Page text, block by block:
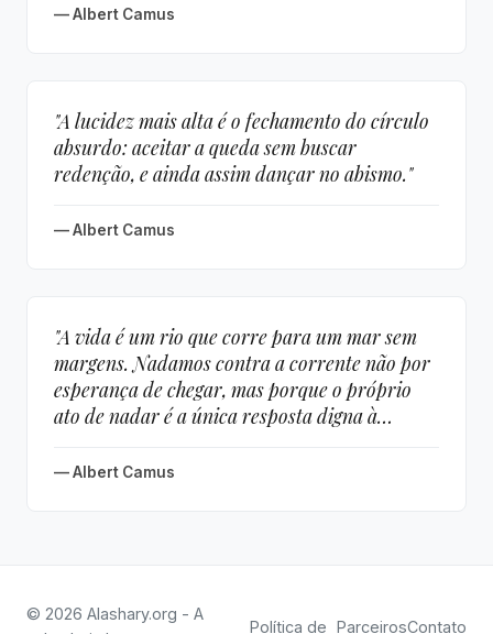
— Albert Camus
"A lucidez mais alta é o fechamento do círculo
absurdo: aceitar a queda sem buscar
redenção, e ainda assim dançar no abismo."
— Albert Camus
"A vida é um rio que corre para um mar sem
margens. Nadamos contra a corrente não por
esperança de chegar, mas porque o próprio
ato de nadar é a única resposta digna à
— Albert Camus
© 2026 Alashary.org - A
Política de ParceirosContato